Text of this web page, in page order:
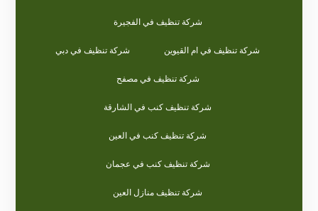
شركة تنظيف في الفجيرة
شركة تنظيف في ام القيوين شركة تنظيف في دبي
شركة تنظيف في مصفح
شركة تنظيف كنب في الشارقة
شركة تنظيف كنب في العين
شركة تنظيف كنب في عجمان
شركة تنظيف منازل العين